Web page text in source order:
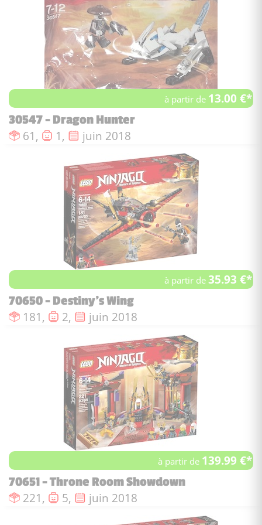
à partir de 13.00 €*
30547 - Dragon Hunter
Nombre de pièces :
61, Nombre de figurines :
1, Date de sortie :
juin 2018
à partir de35.93 €*
70650 - Destiny's Wing
Nombre de pièces :
181, Nombre de figurines :
2, Date de sortie :
juin 2018
à partir de 139.99 €*
70651 - Throne Room Showdown
Nombre de pièces :
221, Nombre de figurines :
5, Date de sortie :
juin 2018